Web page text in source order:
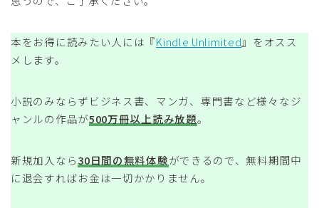
本をお得に読みたい人には『Kindle Unlimited』をオスス
メします。
小説のみならずビジネス書、マンガ、専門書など様々なジ
ャンルの作品が500万冊以上読み放題。
新規加入なら30日間の無料体験ができるので、無料期間中
に退会すればお金は一切かかりません。